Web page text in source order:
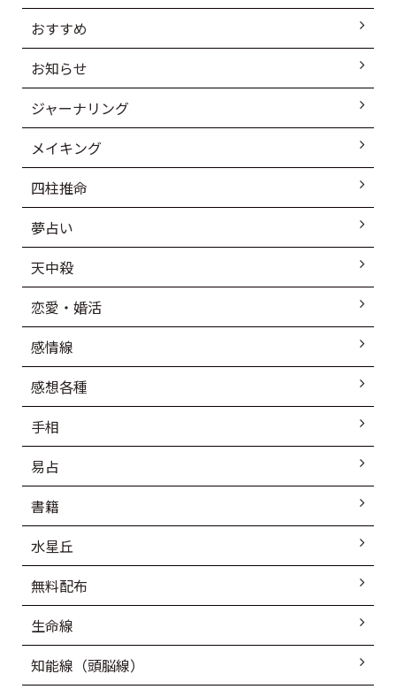
おすすめ
お知らせ
ジャーナリング
メイキング
四柱推命
夢占い
天中殺
恋愛・婚活
感情線
感想各種
手相
易占
書籍
水星丘
無料配布
生命線
知能線（頭脳線）